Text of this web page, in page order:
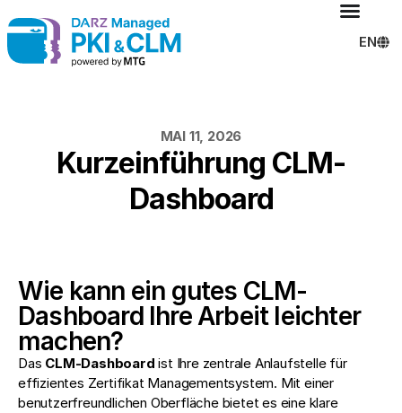
EN
MAI 11, 2026
Kurzeinführung CLM-
Dashboard
Wie kann ein gutes CLM-
Dashboard Ihre Arbeit leichter
machen?
Das CLM-Dashboardist Ihre zentrale Anlaufstelle für
effizientes Zertifikat Managementsystem. Mit einer
benutzerfreundlichen Oberfläche bietet es eine klare